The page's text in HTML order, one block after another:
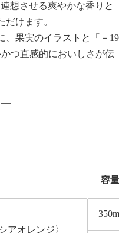
想させる爽やかな香りと
けます。
、果実のイラストと「－19
つ直感的においしさが伝
容量
アオレンジ〉